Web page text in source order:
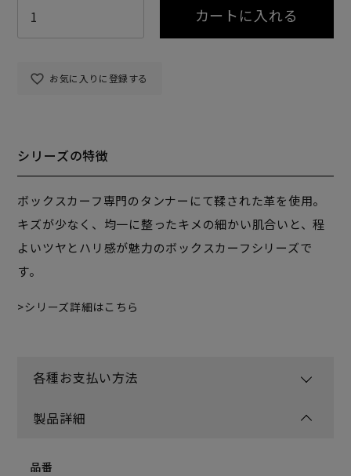
お気に入りに登録する
カートに入れる
シリーズの特徴
ボックスカーフ専門のタンナーにて鞣された革を使用。
キズが少なく、均一に整ったキメの細かい肌合いと、程
よいツヤとハリ感が魅力のボックスカーフシリーズで
す。
シリーズ詳細はこちら
各種お支払い方法
製品詳細
品番